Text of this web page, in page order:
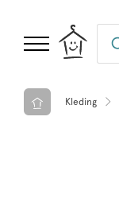
Kleding